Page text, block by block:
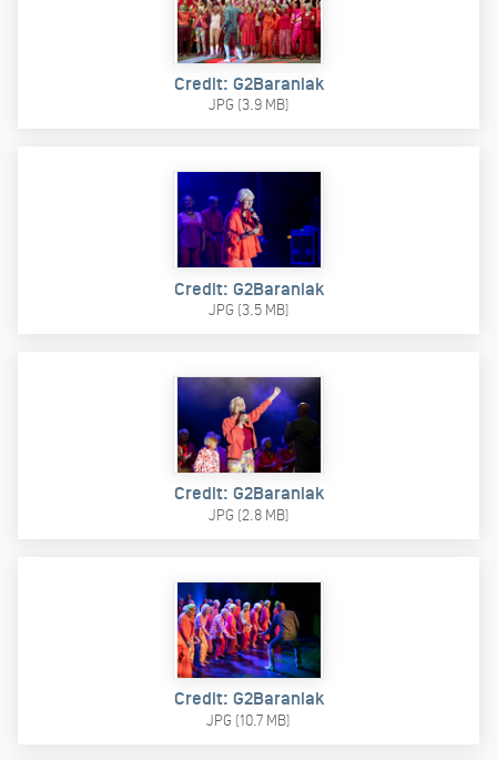
Credit: G2Baraniak
JPG (3.9 MB)
Credit: G2Baraniak
JPG (3.5 MB)
Credit: G2Baraniak
JPG (2.8 MB)
Credit: G2Baraniak
JPG (10.7 MB)